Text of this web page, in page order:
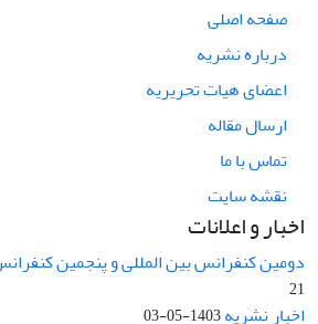
صفحه اصلی
درباره نشریه
اعضای هیات تحریریه
ارسال مقاله
تماس با ما
نقشه سایت
اخبار و اعلانات
دومین کنفرانس بین المللی و پنجمین
21
اخبار نشریه1403-05-03